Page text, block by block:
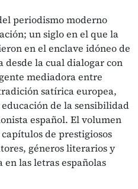
periodismo moderno
un siglo en el que la
en el enclave idóneo de
desde la cual dialogar con
mediadora entre
satírica europea,
de la sensibilidad
español. El volumen
de prestigiosos
géneros literarios y
las letras españolas